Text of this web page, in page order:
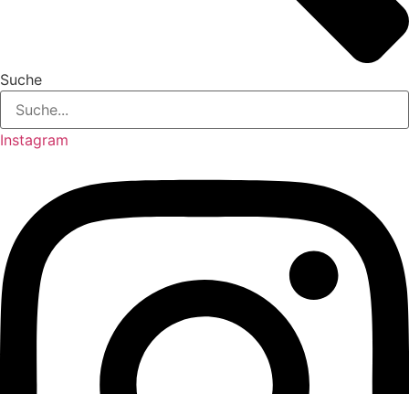
Suche
Instagram